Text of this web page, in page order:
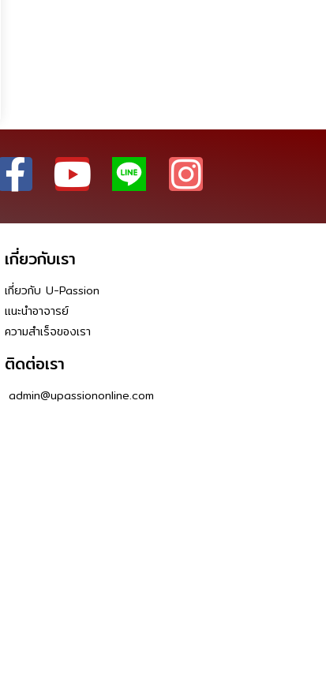
เกี่ยวกับเรา
เกี่ยวกับ U-Passion
แนะนำอาจารย์
ความสำเร็จของเรา
ติดต่อเรา
admin@upassiononline.com